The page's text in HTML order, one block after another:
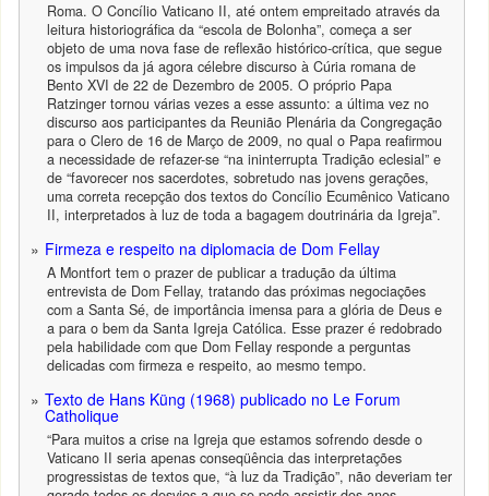
Roma. O Concílio Vaticano II, até ontem empreitado através da
leitura historiográfica da “escola de Bolonha”, começa a ser
objeto de uma nova fase de reflexão histórico-crítica, que segue
os impulsos da já agora célebre discurso à Cúria romana de
Bento XVI de 22 de Dezembro de 2005. O próprio Papa
Ratzinger tornou várias vezes a esse assunto: a última vez no
discurso aos participantes da Reunião Plenária da Congregação
para o Clero de 16 de Março de 2009, no qual o Papa reafirmou
a necessidade de refazer-se “na ininterrupta Tradição eclesial” e
de “favorecer nos sacerdotes, sobretudo nas jovens gerações,
uma correta recepção dos textos do Concílio Ecumênico Vaticano
II, interpretados à luz de toda a bagagem doutrinária da Igreja”.
Firmeza e respeito na diplomacia de Dom Fellay
A Montfort tem o prazer de publicar a tradução da última
entrevista de Dom Fellay, tratando das próximas negociações
com a Santa Sé, de importância imensa para a glória de Deus e
a para o bem da Santa Igreja Católica. Esse prazer é redobrado
pela habilidade com que Dom Fellay responde a perguntas
delicadas com firmeza e respeito, ao mesmo tempo.
Texto de Hans Küng (1968) publicado no Le Forum
Catholique
“Para muitos a crise na Igreja que estamos sofrendo desde o
Vaticano II seria apenas conseqüência das interpretações
progressistas de textos que, “à luz da Tradição”, não deveriam ter